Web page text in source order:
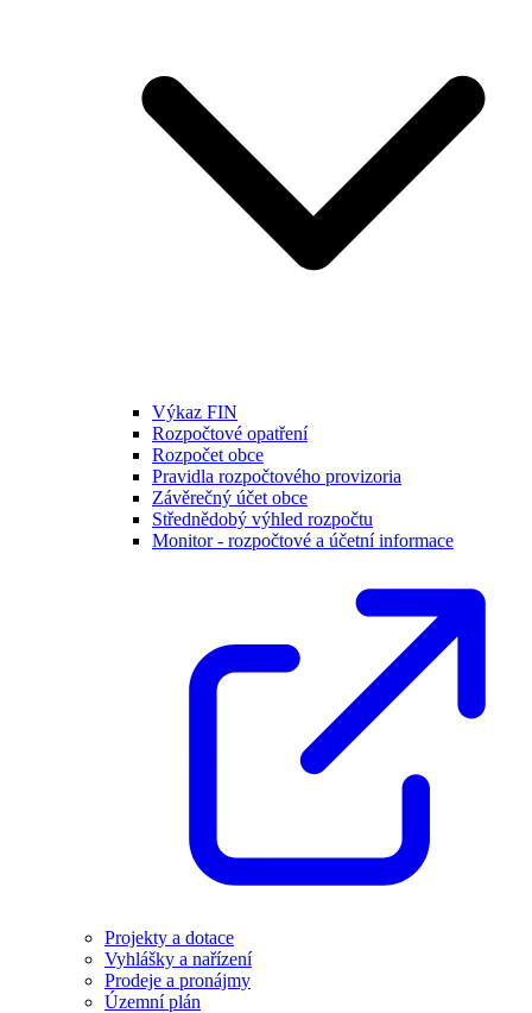
Výkaz FIN
Rozpočtové opatření
Rozpočet obce
Pravidla rozpočtového provizoria
Závěrečný účet obce
Střednědobý výhled rozpočtu
Monitor - rozpočtové a účetní informace
Projekty a dotace
Vyhlášky a nařízení
Prodeje a pronájmy
Územní plán